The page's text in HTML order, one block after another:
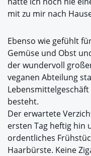
mit zu mir nach
Ebenso wie gefühlt
Gemüse und Obst
der wundervoll
veganen Abteilung
besteht.
Der erwartete
ersten Tag heftig hin
ordentliches
Haarbürste. Keine